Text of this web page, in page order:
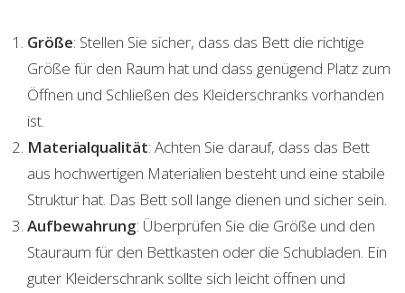
Größe: Stellen Sie sicher, dass das Bett die richtige
Größe für den Raum hat und dass genügend Platz zum
Öffnen und Schließen des Kleiderschranks vorhanden
ist.
Materialqualität: Achten Sie darauf, dass das Bett
aus hochwertigen Materialien besteht und eine stabile
Struktur hat. Das Bett soll lange dienen und sicher sein.
Aufbewahrung: Überprüfen Sie die Größe und den
Stauraum für den Bettkasten oder die Schubladen. Ein
guter Kleiderschrank sollte sich leicht öffnen und